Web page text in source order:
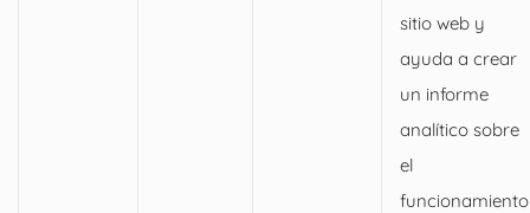
sitio web y
ayuda a crear
un informe
analítico sobre
el
funcionamiento